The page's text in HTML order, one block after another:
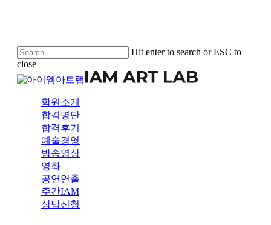
Hit enter to search or ESC to
close
Close
Search
학원소개
합격명단
합격후기
예술경영
방송영상
영화
공연연출
주간IAM
상담신청